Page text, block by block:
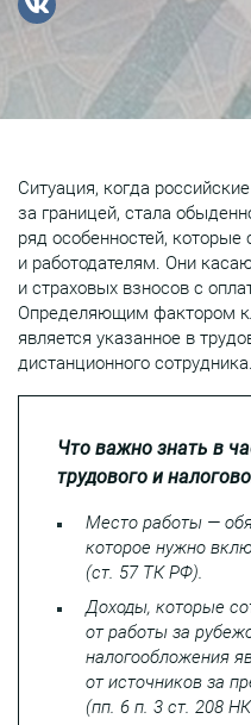
Ситуация, когда
за границей, стала
ряд особенностей, которые
и работодателям. Они
и страховых взносов с
Определяющим фактором
является указанное в
дистанционного
Что важно знать в
трудового и
Место работы —
которое нужно
(ст. 57 ТК РФ).
Доходы, которые
от работы за
налогообложения
от источников за
(пп. 6 п. 3 ст. 208